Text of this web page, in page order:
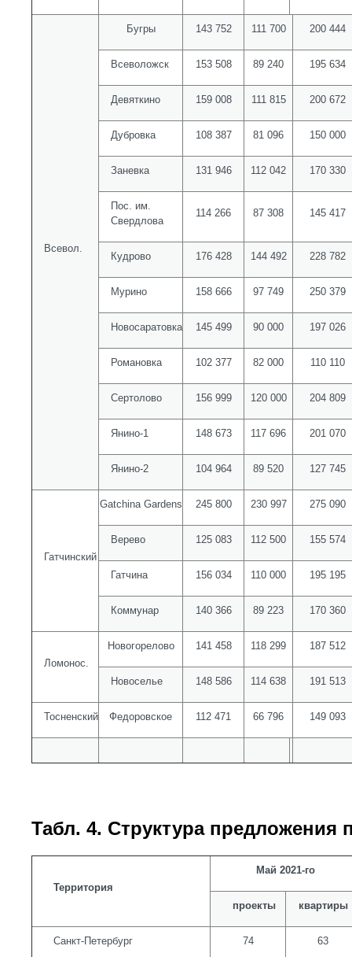
Всевол.
Бугры 143 752 111 700 200 444
Всеволожск 153 508 89 240 195 634
Девяткино 159 008 111 815 200 672
Дубровка 108 387 81 096 150 000
Заневка 131 946 112 042 170 330
Пос. им.
Свердлова
114 266 87 308 145 417
Кудрово 176 428 144 492 228 782
Мурино 158 666 97 749 250 379
Новосаратовка 145 499 90 000 197 026
Романовка 102 377 82 000 110 110
Сертолово 156 999 120 000 204 809
Янино-1 148 673 117 696 201 070
Янино-2 104 964 89 520 127 745
Гатчинский
Gatchina Gardens 245 800 230 997 275 090
Верево 125 083 112 500 155 574
Гатчина 156 034 110 000 195 195
Коммунар 140 366 89 223 170 360
Ломонос.
Новогорелово 141 458 118 299 187 512
Новоселье 148 586 114 638 191 513
Тосненский Федоровское 112 471 66 796 149 093
Табл. 4. Структура
Территория
Май 2021-го
проекты квартиры
Санкт-Петербург 74 63